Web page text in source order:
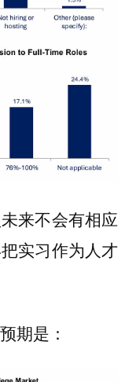
来不会有相应
实习作为人才
期是：